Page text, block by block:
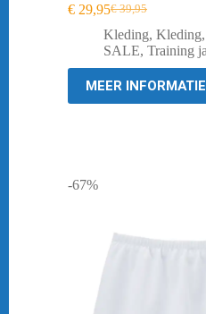
€39,95
Oorspronkelijke
prijs
was:
€ 29,95Huidige
prijs
is:
Kleding, Kleding,
SALE, Training
MEER INFORMATIE
-67%